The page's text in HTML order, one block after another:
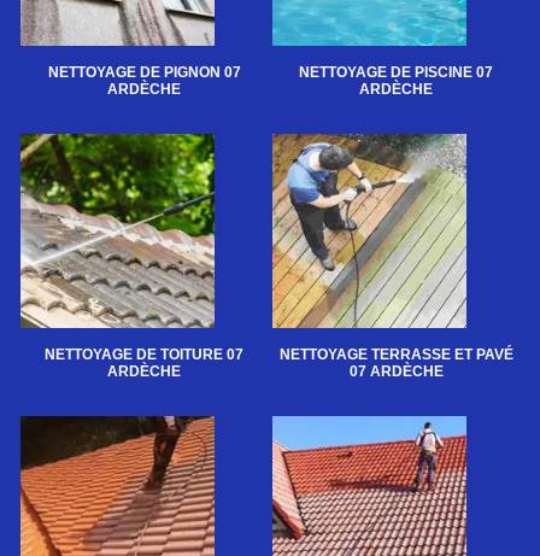
NETTOYAGE DE PIGNON 07
ARDÈCHE
NETTOYAGE DE PISCINE 07
ARDÈCHE
NETTOYAGE DE TOITURE 07
ARDÈCHE
NETTOYAGE TERRASSE ET PAVÉ
07 ARDÈCHE